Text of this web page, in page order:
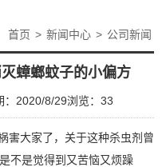
首页 > 新闻中心 > 公司新闻
蟑螂蚊子的小偏方
：2020/8/29浏览： 33
害大家了，关于这种杀虫剂曾
不是觉得到又苦恼又烦躁